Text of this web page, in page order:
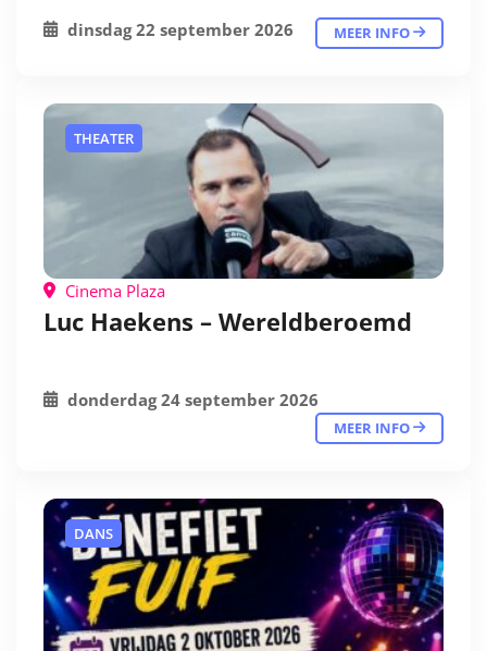
dinsdag 22 september 2026 MEER INFO
THEATER
Cinema Plaza
Luc Haekens – Wereldberoemd
donderdag 24 september 2026
MEER INFO
DANS